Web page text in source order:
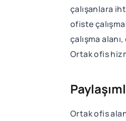
çalışanlara
ofiste
çalışma
Ortak ofis
Ortak ofis